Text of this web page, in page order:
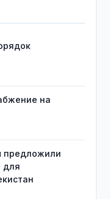
на
предложили
для